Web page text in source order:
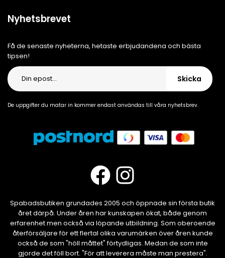
Nyhetsbrevet
Få de senaste nyheterna, hetaste erbjudandena och bästa
tipsen!
Skicka
De uppgifter du matar in kommer endast användas till våra nyhetsbrev.
Spabadsbutiken grundades 2005 och öppnade sin första butik
året därpå. Under åren har kunskapen ökat, både genom
erfarenhet men också via löpande utbildning. Som oberoende
återförsäljare för ett flertal olika varumärken över åren kunde
också de som "höll måttet" förtydligas. Medan de som inte
gjorde det föll bort. "För att leverera måste man prestera".